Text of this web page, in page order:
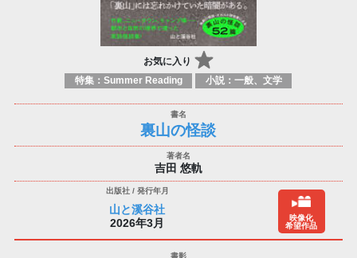
お気に入り
特集：Summer Reading 小説：一般、文学
裏山の怪談
吉田 悠軌
山と溪谷社
2026年3月
映像化
希望作品